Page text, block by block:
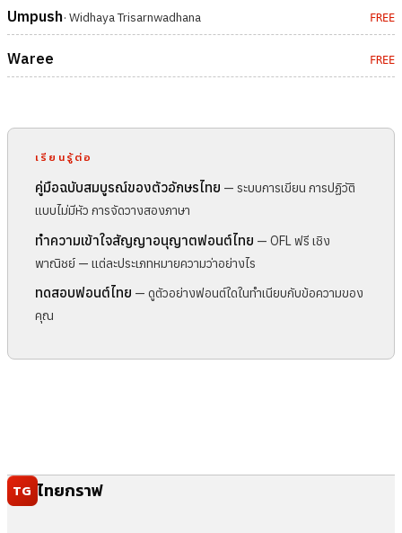
Umpush· Widhaya Trisarnwadhana FREE
Waree FREE
เรียนรู้ต่อ
คู่มือฉบับสมบูรณ์ของตัวอักษรไทย — ระบบการเขียน การปฏิวัติ
แบบไม่มีหัว การจัดวางสองภาษา
ทำความเข้าใจสัญญาอนุญาตฟอนต์ไทย — OFL ฟรี เชิง
พาณิชย์ — แต่ละประเภทหมายความว่าอย่างไร
ทดสอบฟอนต์ไทย — ดูตัวอย่างฟอนต์ใดในทำเนียบกับข้อความของ
คุณ
TG ไทยกราฟ